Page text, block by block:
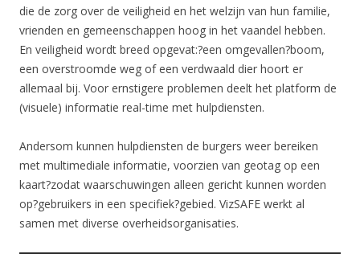
die de zorg over de veiligheid en het welzijn van hun familie,
vrienden en gemeenschappen hoog in het vaandel hebben.
En veiligheid wordt breed opgevat:?een omgevallen?boom,
een overstroomde weg of een verdwaald dier hoort er
allemaal bij. Voor ernstigere problemen deelt het platform de
(visuele) informatie real-time met hulpdiensten.
Andersom kunnen hulpdiensten de burgers weer bereiken
met multimediale informatie, voorzien van geotag op een
kaart?zodat waarschuwingen alleen gericht kunnen worden
op?gebruikers in een specifiek?gebied. VizSAFE werkt al
samen met diverse overheidsorganisaties.